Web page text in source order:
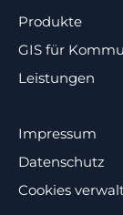
Produkte
GIS für
Leistungen
Impressum
Datenschutz
Cookies